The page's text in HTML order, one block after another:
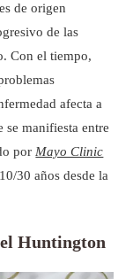
de origen
de las
Con el tiempo,
afecta a
se manifiesta entre
porMayo Clinic
30 años desde la
Huntington